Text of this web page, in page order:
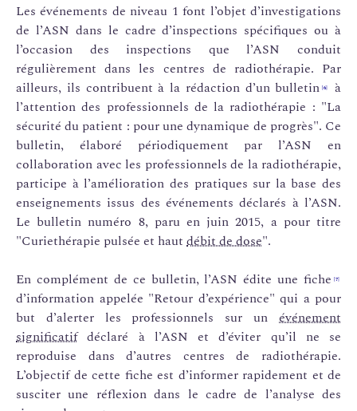
Les événements de niveau 1 font l’objet d’investigations
de l’ASN dans le cadre d’inspections spécifiques ou à
l’occasion des inspections que l’ASN conduit
régulièrement dans les centres de radiothérapie. Par
ailleurs, ils contribuent à la rédaction d’un bulletin [6]
à
l’attention des professionnels de la radiothérapie : "La
sécurité du patient : pour une dynamique de progrès". Ce
bulletin, élaboré périodiquement par l’ASN en
collaboration avec les professionnels de la radiothérapie,
participe à l’amélioration des pratiques sur la base des
enseignements issus des événements déclarés à l’ASN.
Le bulletin numéro 8, paru en juin 2015, a pour titre
"Curiethérapie pulsée et haut débit de dose".
En complément de ce bulletin, l’ASN édite une fiche [7]
d’information appelée "Retour d’expérience" qui a pour
but d’alerter les professionnels sur un événement
significatifdéclaré à l’ASN et d’éviter qu’il ne se
reproduise dans d’autres centres de radiothérapie.
L’objectif de cette fiche est d’informer rapidement et de
susciter une réflexion dans le cadre de l’analyse des